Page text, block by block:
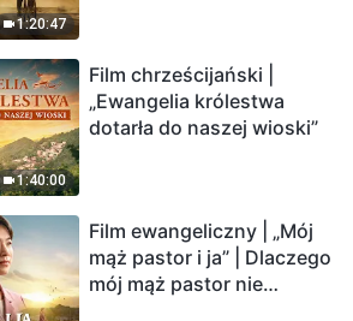
1:20:47
1:40:00
Film chrześcijański |
„Ewangelia królestwa
dotarła do naszej wioski”
Film ewangeliczny | „Mój
mąż pastor i ja” | Dlaczego
mój mąż pastor nie